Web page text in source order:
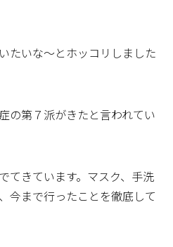
たいな～とホッコリしました
の第７派がきたと言われてい
てきています。マスク、手洗
今まで行ったことを徹底して